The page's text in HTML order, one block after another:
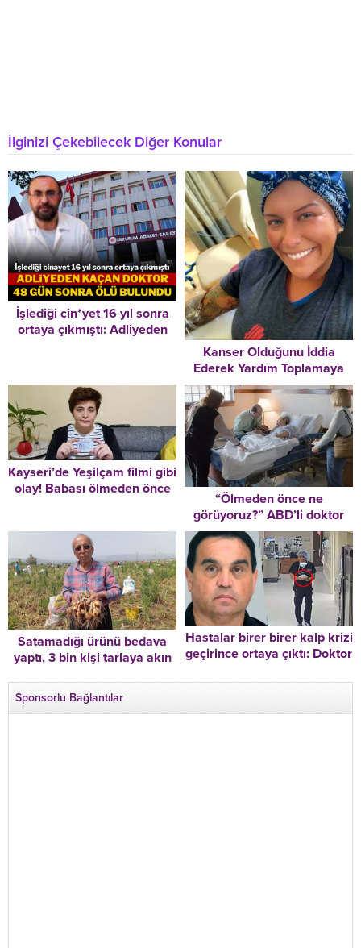
İlginizi Çekebilecek Diğer Konular
İşlediği cin*yet 16 yıl sonra
ortaya çıkmıştı: Adliyeden
Kanser Olduğunu İddia
Ederek Yardım Toplamaya
Başladı Foyası Bakın Nasıl
Ortaya Çıktı
Kayseri’de Yeşilçam filmi gibi
olay! Babası ölmeden önce
kadın 11 yıldır anne babasını
arıyor
“Ölmeden önce ne
görüyoruz?” ABD’li doktor
ölümden önce ne
yaşandığını araştırdı
Satamadığı ürünü bedava
yaptı, 3 bin kişi tarlaya akın
Hastalar birer birer kalp krizi
geçirince ortaya çıktı: Doktor
Sponsorlu Bağlantılar